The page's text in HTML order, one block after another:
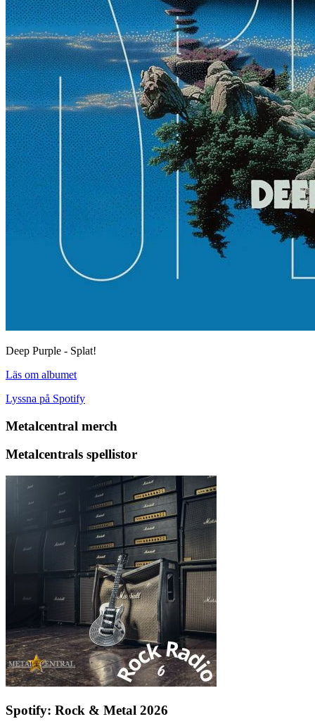
Deep Purple - Splat!
Läs om albumet
Lyssna på Spotify
Metalcentral merch
Metalcentrals spellistor
Spotify: Rock & Metal 2026